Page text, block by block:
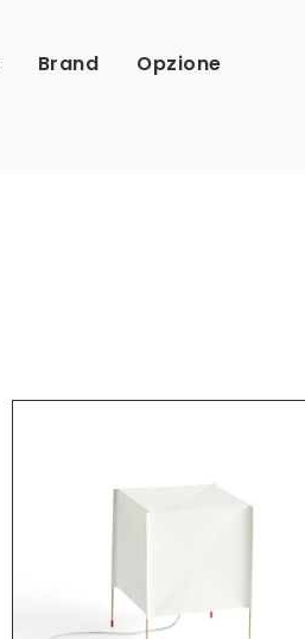
Brand Opzione